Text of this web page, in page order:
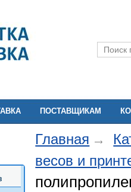
ПОСТАВЩИКАМ
Главная
весов и